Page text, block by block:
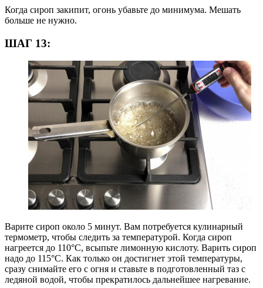
Когда сироп закипит, огонь убавьте до минимума. Мешать
больше не нужно.
ШАГ 13:
Варите сироп около 5 минут. Вам потребуется кулинарный
термометр, чтобы следить за температурой. Когда сироп
нагреется до 110°С, всыпьте лимонную кислоту. Варить сироп
надо до 115°С. Как только он достигнет этой температуры,
сразу снимайте его с огня и ставьте в подготовленный таз с
ледяной водой, чтобы прекратилось дальнейшее нагревание.